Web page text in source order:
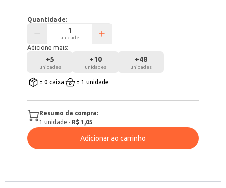
Quantidade:
unidade
Adicione mais:
+5
unidades
+10
unidades
+48
unidades
= 0 caixa = 1 unidade
Resumo da compra:
1 unidade · R$ 1,05
Adicionar ao carrinho